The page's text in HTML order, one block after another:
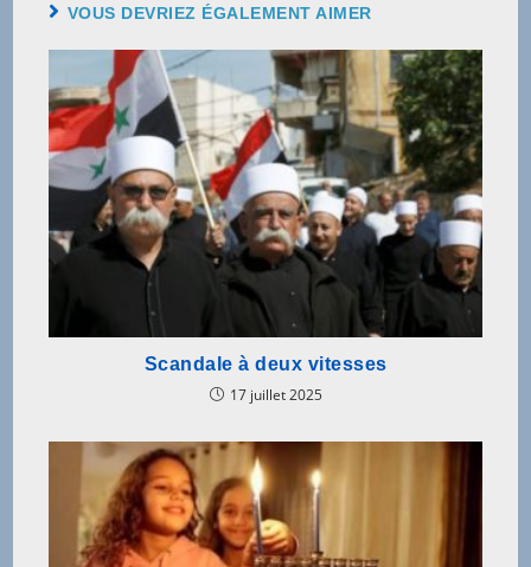
VOUS DEVRIEZ ÉGALEMENT AIMER
Scandale à deux vitesses
17 juillet 2025